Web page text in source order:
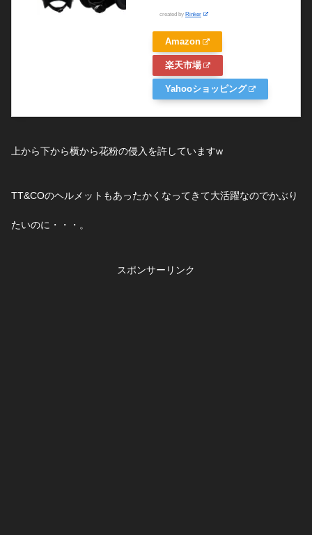
created by Rinker
Amazon
楽天市場
Yahooショッピング
上から下から横から花粉の侵入を許していますw
TT&COのヘルメットもあったかくなってきて大活躍なのでかぶり
たいのに・・・。
スポンサーリンク